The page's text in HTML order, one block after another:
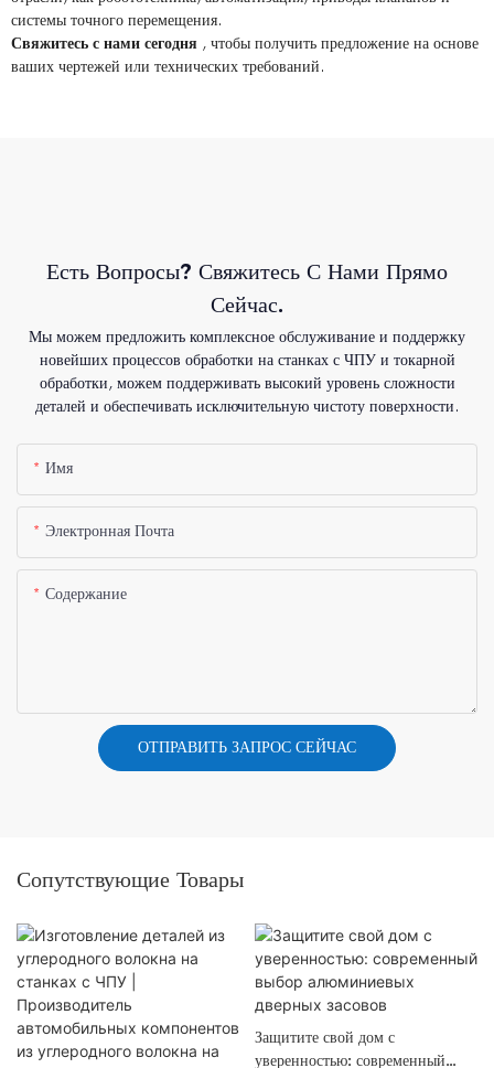
системы точного перемещения.
Свяжитесь с нами сегодня , чтобы получить предложение на основе
ваших чертежей или технических требований.
Есть Вопросы? Свяжитесь С Нами Прямо
Сейчас.
Мы можем предложить комплексное обслуживание и поддержку
новейших процессов обработки на станках с ЧПУ и токарной
обработки, можем поддерживать высокий уровень сложности
деталей и обеспечивать исключительную чистоту поверхности.
Имя
Электронная Почта
Содержание
ОТПРАВИТЬ ЗАПРОС СЕЙЧАС
Сопутствующие Товары
Защитите свой дом с
уверенностью: современный